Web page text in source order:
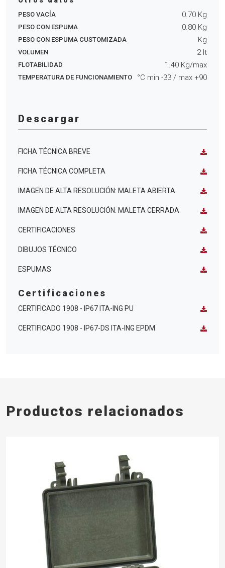
PESO VACÍA 0.70 Kg
PESO CON ESPUMA 0.80 Kg
PESO CON ESPUMA CUSTOMIZADA Kg
VOLUMEN 2lt
FLOTABILIDAD 1.40 Kg/max
TEMPERATURA DE FUNCIONAMIENTO °C min -33 / max +90
Descargar
FICHA TÉCNICA BREVE
FICHA TÉCNICA COMPLETA
IMAGEN DE ALTA RESOLUCIÓN: MALETA ABIERTA
IMAGEN DE ALTA RESOLUCIÓN: MALETA CERRADA
CERTIFICACIONES
DIBUJOS TÉCNICO
ESPUMAS
Certificaciones
CERTIFICADO 1908 - IP67 ITA-ING PU
CERTIFICADO 1908 - IP67-DS ITA-ING EPDM
Productos relacionados